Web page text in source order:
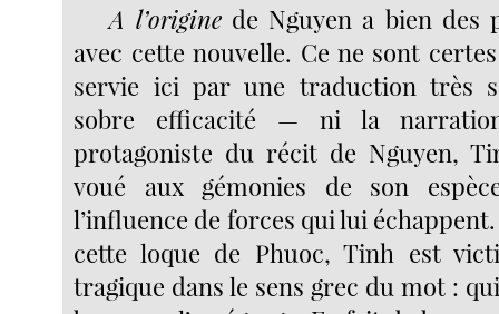
A l’originede Nguyen a bien des
avec cette nouvelle. Ce ne sont
servie ici par une traduction très
sobre efficacité — ni la
protagoniste du récit de Nguyen,
voué aux gémonies de son
l’influence de forces qui lui
cette loque de Phuoc, Tinh est
tragique dans le sens grec du mot :